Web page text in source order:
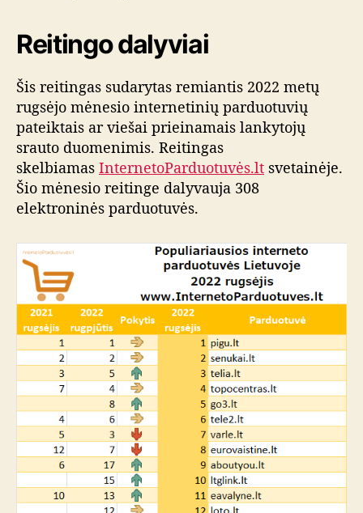
Reitingo dalyviai
Šis reitingas sudarytas remiantis 2022 metų
rugsėjo mėnesio internetinių parduotuvių
pateiktais ar viešai prieinamais lankytojų
srauto duomenimis. Reitingas
skelbiamas InternetoParduotuvės.lt svetainėje.
Šio mėnesio reitinge dalyvauja 308
elektroninės parduotuvės.